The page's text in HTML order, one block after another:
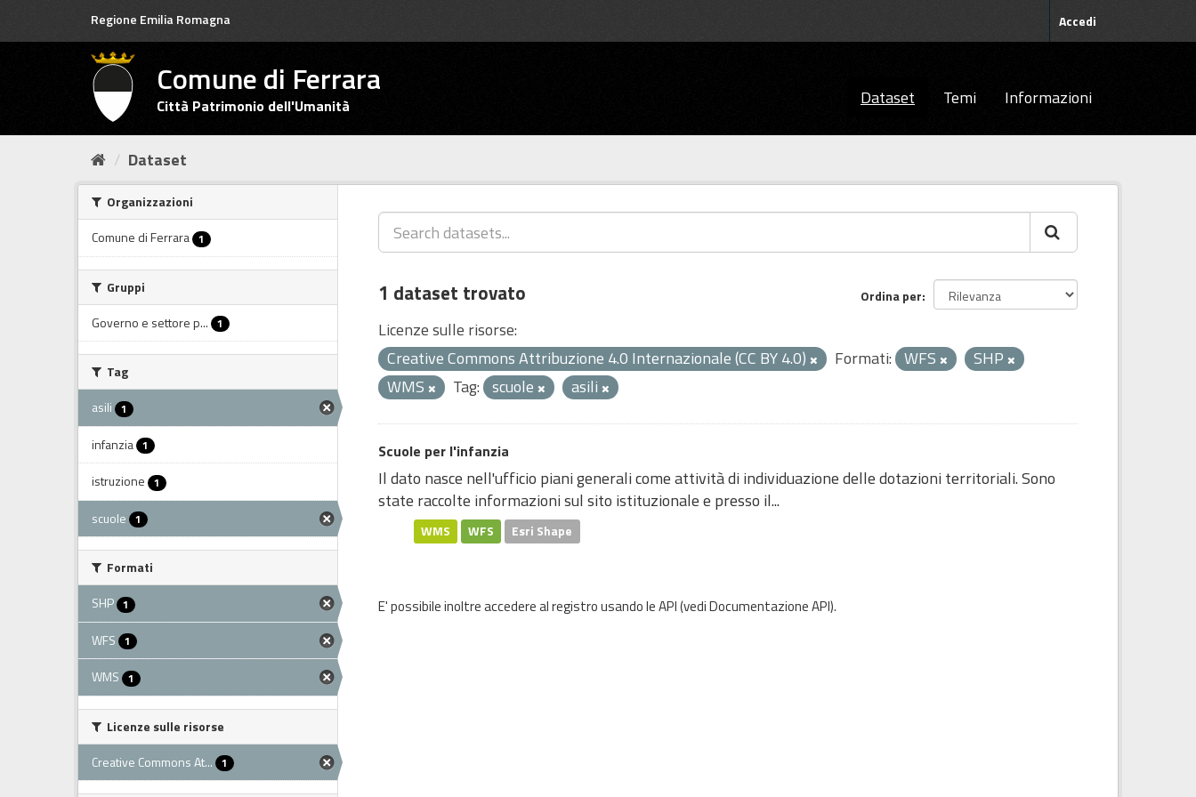
Regione Emilia Romagna Accedi
Comune di Ferrara
Città Patrimonio dell'Umanità Dataset Temi Informazioni
Dataset
Organizzazioni
Comune di Ferrara 1
Gruppi
Governo e settore p... 1
Tag
asili 1
infanzia 1
istruzione 1
scuole 1
Formati
SHP 1
WFS 1
WMS 1
Licenze sulle risorse
Creative Commons At... 1
Ordina per
1 dataset trovato
Licenze sulle risorse:
Creative Commons Attribuzione 4.0 Internazionale (CC BY 4.0)
Formati: WFS
SHP
WMS
Tag: scuole asili
Scuole per l'infanzia
Il dato nasce nell'ufficio piani generali come attività di individuazione delle dotazioni territoriali. Sono
state raccolte informazioni sul sito istituzionale e presso il...
WMS WFS Esri Shape
E' possibile inoltre accedere al registro usando leAPI(vediDocumentazione API).